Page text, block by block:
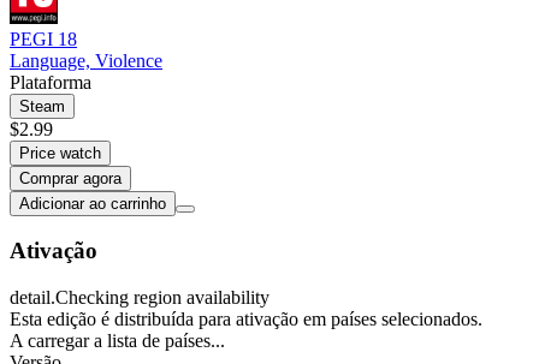
PEGI 18
Language, Violence
Plataforma
Steam
$2.99
Price watch
Comprar agora
Adicionar ao carrinho
Ativação
detail.Checking region availability
Esta edição é distribuída para ativação em países selecionados.
A carregar a lista de países...